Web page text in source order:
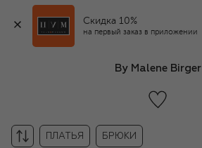
Скидка 10%
на первый заказ в приложении
By Malene Birger
ПЛАТЬЯ БРЮКИ